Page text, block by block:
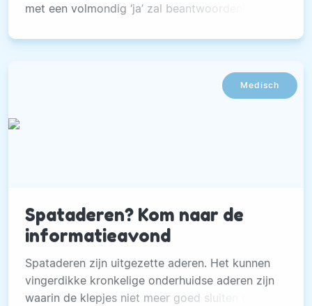
met een volmondig ‘ja’ zal beantwoorden!
Medisch
Spataderen? Kom naar de
informatieavond
Spataderen zijn uitgezette aderen. Het kunnen
vingerdikke kronkelige onderhuidse aderen zijn
waarin de klepjes niet meer goed sluiten of